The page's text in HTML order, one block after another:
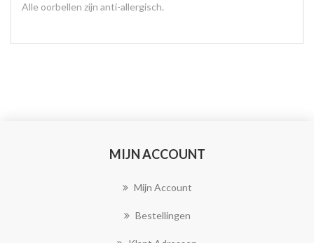
Alle oorbellen zijn anti-allergisch.
MIJN ACCOUNT
Mijn Account
Bestellingen